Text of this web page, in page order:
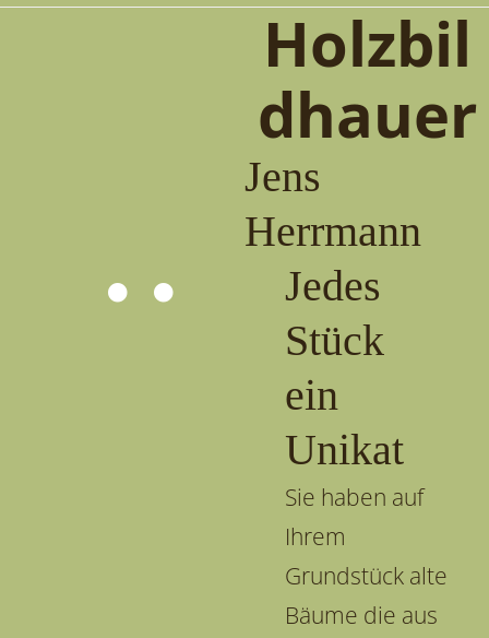
Holzbil
dhauer
Jens
Herrmann
Jedes
Stück
ein
Unikat
Sie haben auf
Ihrem
Grundstück alte
Bäume die aus